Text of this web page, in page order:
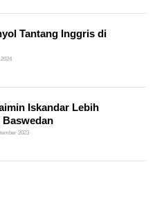
Tantang Inggris di
Iskandar Lebih
Baswedan
2023